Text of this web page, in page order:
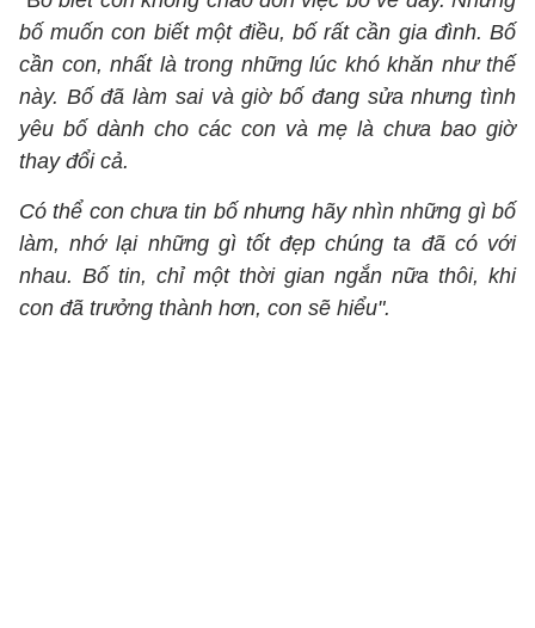
bố muốn con biết một điều, bố rất cần gia đình. Bố
cần con, nhất là trong những lúc khó khăn như thế
này. Bố đã làm sai và giờ bố đang sửa nhưng tình
yêu bố dành cho các con và mẹ là chưa bao giờ
thay đổi cả.
Có thể con chưa tin bố nhưng hãy nhìn những gì bố
làm, nhớ lại những gì tốt đẹp chúng ta đã có với
nhau. Bố tin, chỉ một thời gian ngắn nữa thôi, khi
con đã trưởng thành hơn, con sẽ hiểu".